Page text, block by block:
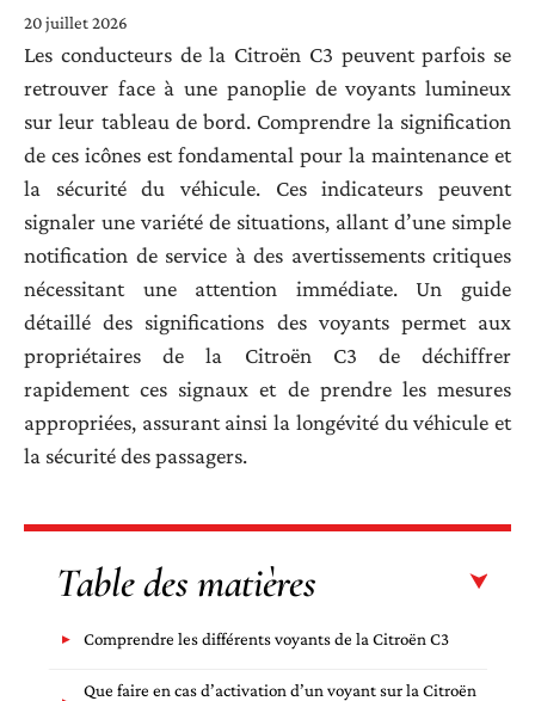
20 juillet 2026
Les conducteurs de la Citroën C3 peuvent parfois se
retrouver face à une panoplie de voyants lumineux
sur leur tableau de bord. Comprendre la signification
de ces icônes est fondamental pour la maintenance et
la sécurité du véhicule. Ces indicateurs peuvent
signaler une variété de situations, allant d’une simple
notification de service à des avertissements critiques
nécessitant une attention immédiate. Un guide
détaillé des significations des voyants permet aux
propriétaires de la Citroën C3 de déchiffrer
rapidement ces signaux et de prendre les mesures
appropriées, assurant ainsi la longévité du véhicule et
la sécurité des passagers.
Table des matières
Comprendre les différents voyants de la Citroën C3
Que faire en cas d’activation d’un voyant sur la Citroën